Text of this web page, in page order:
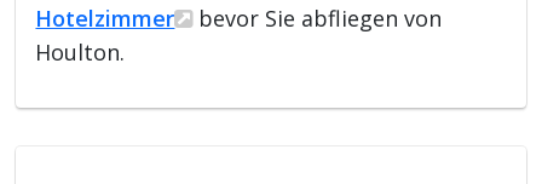
Hotelzimmer
bevor Sie abfliegen von
Houlton.